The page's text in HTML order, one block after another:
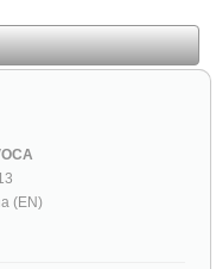
(EN)